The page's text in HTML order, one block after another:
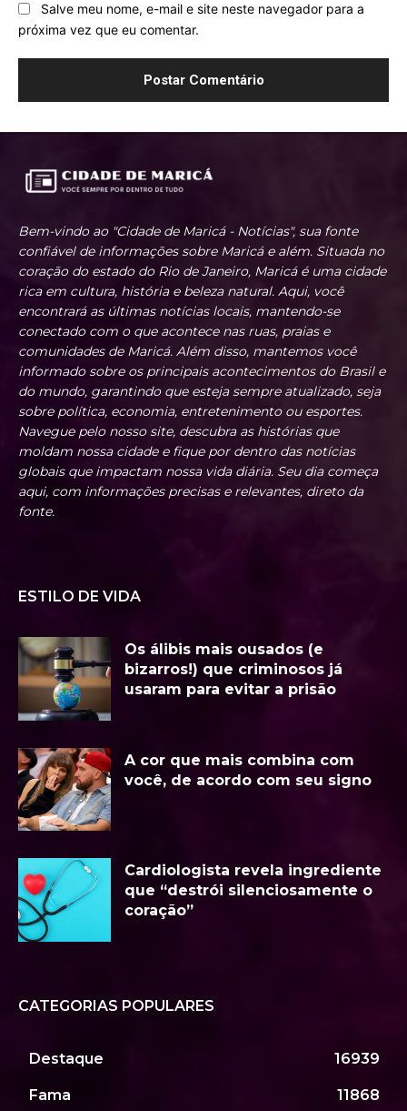
Salve meu nome, e-mail e site neste navegador para a
próxima vez que eu comentar.
Bem-vindo ao "Cidade de Maricá - Notícias", sua fonte
confiável de informações sobre Maricá e além. Situada no
coração do estado do Rio de Janeiro, Maricá é uma cidade
rica em cultura, história e beleza natural. Aqui, você
encontrará as últimas notícias locais, mantendo-se
conectado com o que acontece nas ruas, praias e
comunidades de Maricá. Além disso, mantemos você
informado sobre os principais acontecimentos do Brasil e
do mundo, garantindo que esteja sempre atualizado, seja
sobre política, economia, entretenimento ou esportes.
Navegue pelo nosso site, descubra as histórias que
moldam nossa cidade e fique por dentro das notícias
globais que impactam nossa vida diária. Seu dia começa
aqui, com informações precisas e relevantes, direto da
fonte.
ESTILO DE VIDA
Os álibis mais ousados (e
bizarros!) que criminosos já
usaram para evitar a prisão
A cor que mais combina com
você, de acordo com seu signo
Cardiologista revela ingrediente
que “destrói silenciosamente o
coração”
CATEGORIAS POPULARES
Destaque 16939
Fama 11868